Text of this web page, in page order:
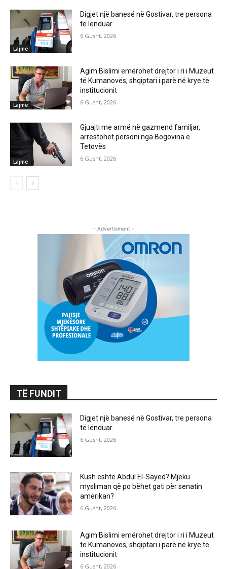
Lajme
Digjet një banesë në Gostivar, tre persona
të lënduar
6 Gusht, 2026
Lajme
Agim Bislimi emërohet drejtor i ri i Muzeut
të Kumanovës, shqiptari i parë në krye të
institucionit
6 Gusht, 2026
Lajme
Gjuajti me armë në gazmend familjar,
arrestohet personi nga Bogovina e
Tetovës
6 Gusht, 2026
- Advertisment -
TË FUNDIT
Digjet një banesë në Gostivar, tre persona
të lënduar
6 Gusht, 2026
Kush është Abdul El-Sayed? Mjeku
mysliman që po bëhet gati për senatin
amerikan?
6 Gusht, 2026
Agim Bislimi emërohet drejtor i ri i Muzeut
të Kumanovës, shqiptari i parë në krye të
institucionit
6 Gusht, 2026